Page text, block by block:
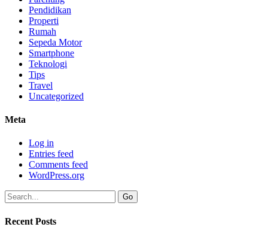
Pendidikan
Properti
Rumah
Sepeda Motor
Smartphone
Teknologi
Tips
Travel
Uncategorized
Meta
Log in
Entries feed
Comments feed
WordPress.org
Recent Posts